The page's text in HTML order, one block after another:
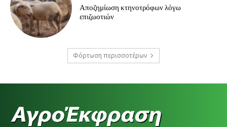
Αποζημίωση κτηνοτρόφων λόγω
επιζωοτιών
Φόρτωση περισσοτέρων